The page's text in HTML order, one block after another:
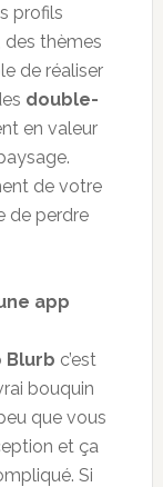
profils
des thèmes
de réaliser
double-
en valeur
de votre
de perdre
app
Blurb c’est
bouquin
que vous
et ça
Si